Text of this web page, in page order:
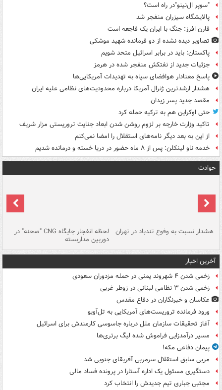
"سوپر ال‌نینو"در راه است؟
پالایشگاه سیزران منفجر شد
فارن افرز: جنگ با ایران یک فاجعه است
تصاویر دیده‌ نشده از دو فرمانده شهید موشکی
پاکستان: باید در برابر اسرائیل متحد شویم
جزئیات جدید از نفتکش منفجر شده در هرمز
پاسخ معنادار هوافضای سپاه به تهدیدات آمریکایی‌ها
هشدار ارشدترین ژنرال آمریکا درباره محدودیت‌های نظامی علیه ایران
مقصد جدید پسر زیدان
حتی اوکراین هم به ترکیه حمله کرد
تاکید وزارت خارجه بر لزوم روشن شدن ابعاد جنایت تروریستی مزار شریف
از این به بعد دیگر نامه‌های استقلال را امضا نمی‌کنم
خدمه ناو لینکلن: پس از ۸ ماه حضور در دریا خسته و درمانده‌ شدیم
حوادث
هشدار نسبت به وفوع تندباد در تهران لحظه انفجار جایگاه CNG "صحنه" در
دوربین مداربسته
آخرین اخبار
زخمی شدن ۴ شهروند یمنی در حمله مزدوران سعودی
زخمی شدن ۳ نظامی لبنانی در زوطر غربی
عکاسان و خبرنگاران در دفاع مقدس
ورود فرمانده تروریست‌های آمریکایی به تل‌آویو
آغاز تحقیقات سازمان ملل درباره جاسوسی کارمندش برای اسرائیل
مسیر درآمدزایی فراموش شده لیگ برتری‌ها
پیمان دفاعی مکه!
مربی سابق استقلال سرمربی آفریقای جنوبی شد
دستگیری مسئول یک اداره آستارا در پرونده فساد مالی
مجتبی جباری تیم جدیدش را انتخاب کرد